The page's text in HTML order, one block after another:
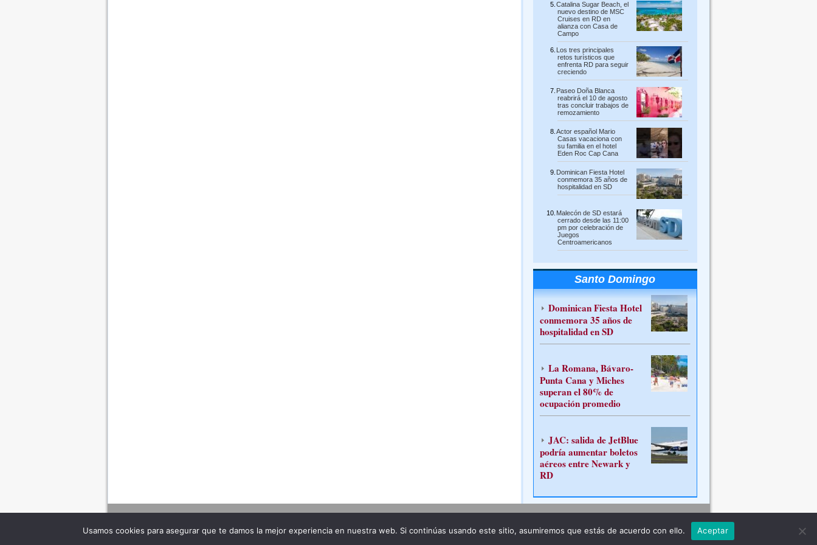
Catalina Sugar Beach, el
nuevo destino de MSC
Cruises en RD en
alianza con Casa de
Campo
Los tres principales
retos turísticos que
enfrenta RD para seguir
creciendo
Paseo Doña Blanca
reabrirá el 10 de agosto
tras concluir trabajos de
remozamiento
Actor español Mario
Casas vacaciona con
su familia en el hotel
Eden Roc Cap Cana
Dominican Fiesta Hotel
conmemora 35 años de
hospitalidad en SD
Malecón de SD estará
cerrado desde las 11:00
pm por celebración de
Juegos
Centroamericanos
Santo Domingo
Dominican Fiesta Hotel
conmemora 35 años de
hospitalidad en SD
La Romana, Bávaro-
Punta Cana y Miches
superan el 80% de
ocupación promedio
JAC: salida de JetBlue
podría aumentar boletos
aéreos entre Newark y
RD
Usamos cookies para asegurar que te damos la mejor experiencia en nuestra web. Si continúas usando este sitio, asumiremos que estás de acuerdo con ello. Aceptar